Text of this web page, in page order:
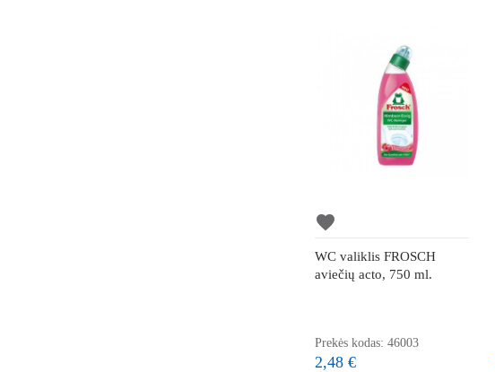
favorite
WC valiklis FROSCH
aviečių acto, 750 ml.
Prekės kodas: 46003
2,48 €